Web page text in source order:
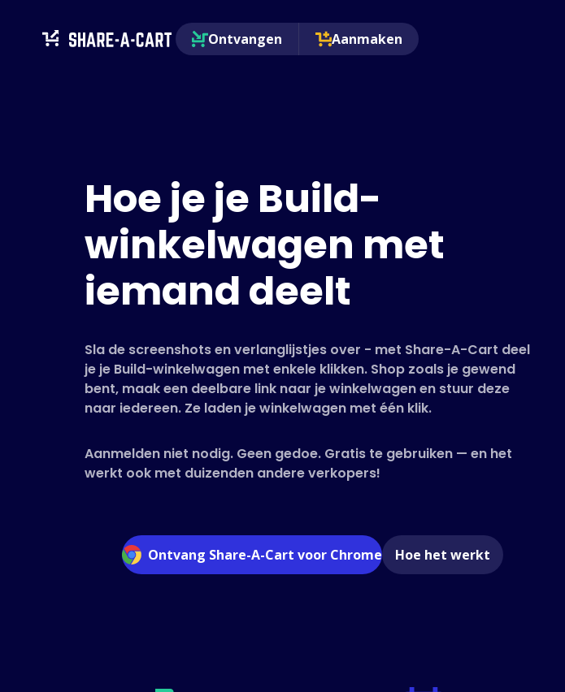
Ontvangen Aanmaken
Hoe je je Build-
winkelwagen met
iemand deelt
Sla de screenshots en verlanglijstjes over - met Share-A-Cart deel
je je Build-winkelwagen met enkele klikken. Shop zoals je gewend
bent, maak een deelbare link naar je winkelwagen en stuur deze
naar iedereen. Ze laden je winkelwagen met één klik.
Aanmelden niet nodig. Geen gedoe. Gratis te gebruiken — en het
werkt ook met duizenden andere verkopers!
Ontvang Share-A-Cart voor Chrome Hoe het werkt